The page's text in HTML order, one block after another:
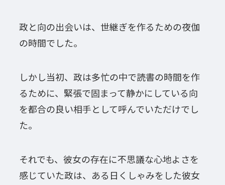
政と向の出会いは、世継ぎを作るための夜伽
の時間でした。
しかし当初、政は多忙の中で読書の時間を作
るために、緊張で固まって静かにしている向
を都合の良い相手として呼んでいただけでし
た。
それでも、彼女の存在に不思議な心地よさを
感じていた政は、ある日くしゃみをした彼女